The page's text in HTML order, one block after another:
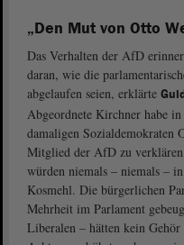
„Den Mut von Otto
Das Verhalten der AfD
daran, wie die
abgelaufen seien, erklärte
Abgeordnete Kirchner habe
damaligen Sozialdemokraten
Mitglied der AfD zu
würden niemals – niemals –
Kosmehl. Die bürgerlichen
Mehrheit im Parlament
Liberalen – hätten kein